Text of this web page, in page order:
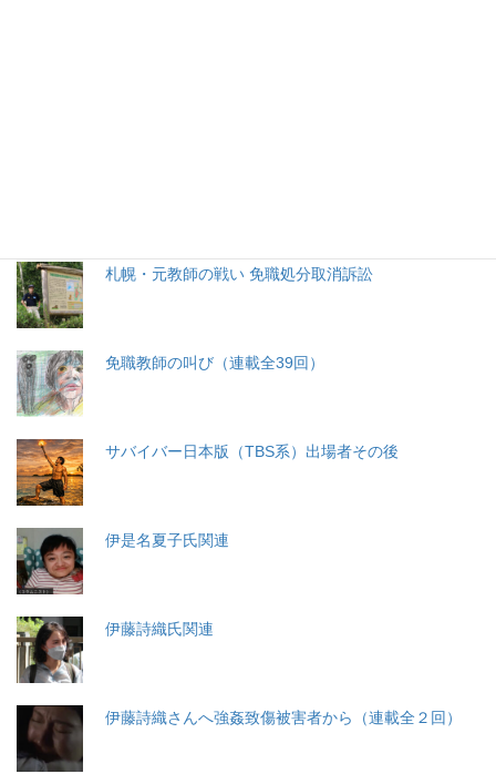
札幌・元教師の戦い 免職処分取消訴訟
免職教師の叫び（連載全39回）
サバイバー日本版（TBS系）出場者その後
伊是名夏子氏関連
伊藤詩織氏関連
伊藤詩織さんへ強姦致傷被害者から（連載全２回）